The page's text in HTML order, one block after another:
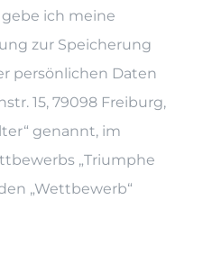
ich meine
zur Speicherung
persönlichen Daten
15, 79098 Freiburg,
genannt, im
„Triumphe
„Wettbewerb“